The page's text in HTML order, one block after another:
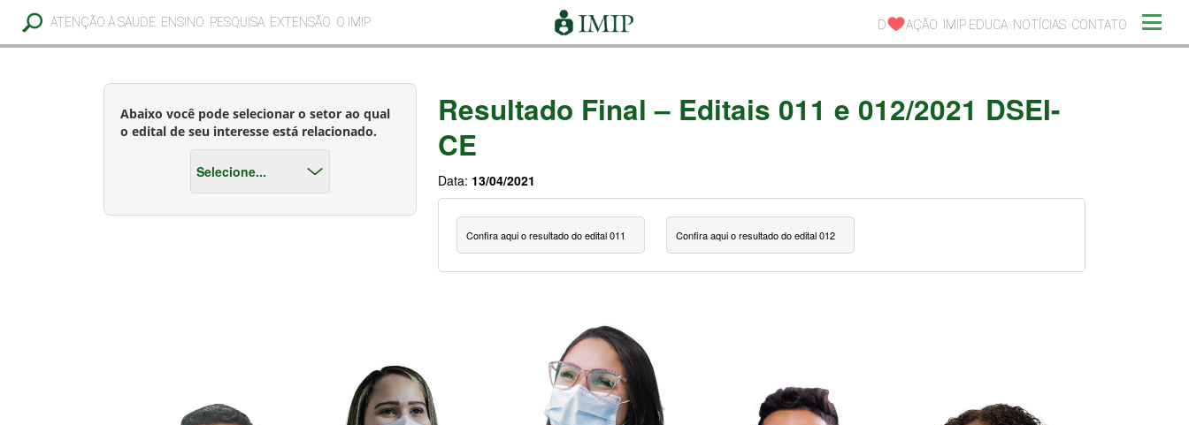
ATENÇÃO À SAUDE ENSINO PESQUISA EXTENSÃO O IMIP D AÇÃO IMIP EDUCA NOTÍCIAS CONTATO
Abaixo você pode selecionar o setor ao qual
o edital de seu interesse está relacionado.
Resultado Final – Editais 011 e 012/2021 DSEI-
CE
Data: 13/04/2021
Confira aqui o resultado do edital 011 Confira aqui o resultado do edital 012